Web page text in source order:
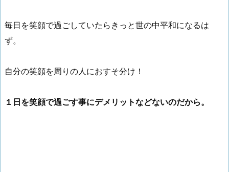
毎日を笑顔で過ごしていたらきっと世の中平和になるは
ず。
自分の笑顔を周りの人におすそ分け！
１日を笑顔で過ごす事にデメリットなどないのだから。